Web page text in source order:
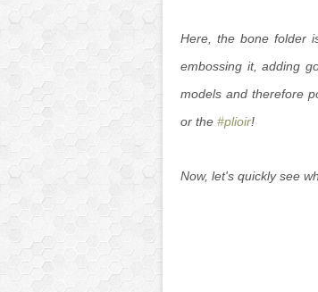
Here, the bone folder
embossing it, adding
models and therefore
or the #plioir!
Now, let's quickly see